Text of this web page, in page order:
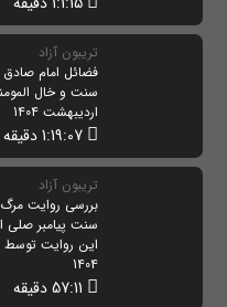
تریبون آزاد
فضائل امام صادق
اردیبهشت 1404
تریبون آزاد
بررسی روایت
سنت پیامبر صلی
1404